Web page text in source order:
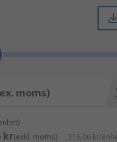
båda dessa
antenner och används
också oftare för
moms)
kr(exkl. moms) 316,06 kr/